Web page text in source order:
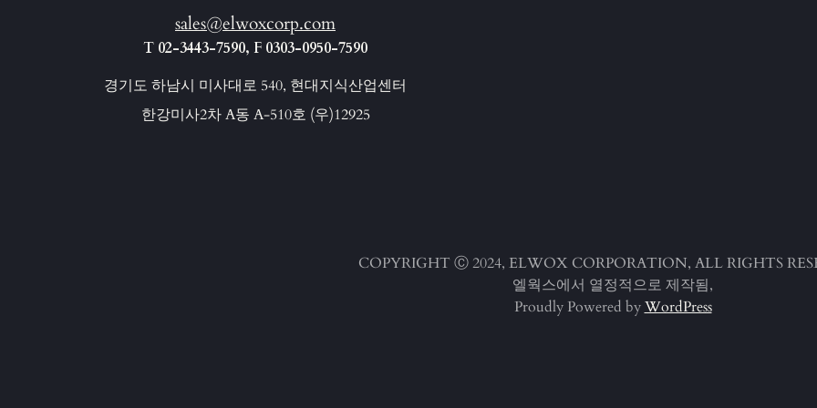
sales@elwoxcorp.com
T 02-3443-7590, F 0303-0950-7590
경기도 하남시 미사대로 540, 현대지식산업센터
한강미사2차 A동 A-510호 (우)12925
COPYRIGHT Ⓒ 2024, ELWOX CORPORATION, ALL RIGHTS
엘웍스에서 열정적으로 제작됨,
Proudly Powered byWordPress